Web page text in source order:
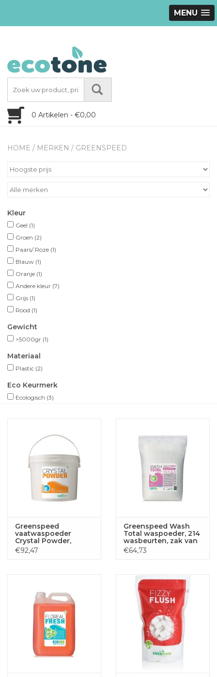
MENU
0 Artikelen - €0,00
HOME / MERKEN / GREENSPEED
Kleur
Geel (1)
Groen (2)
Paars/ Roze (1)
Blauw (1)
Oranje (1)
Andere kleur (7)
Grijs (1)
Rood (1)
Gewicht
>5000gr (1)
Materiaal
Plastic (2)
Eco Keurmerk
Ecologisch (3)
Greenspeed
vaatwaspoeder
Crystal Powder,
emmer van 10 kg
€92,47
Greenspeed Wash
Total waspoeder, 214
wasbeurten, zak van
7,5 kg
€64,73